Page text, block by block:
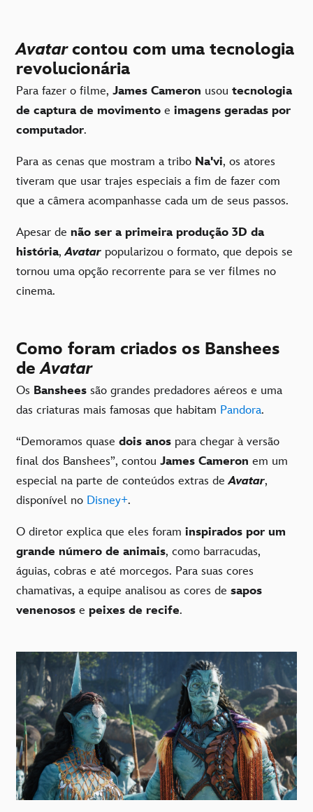
Avatarcontou com uma tecnologia
revolucionária
Para fazer o filme, James Cameron usou tecnologia
de captura de movimento e imagens geradas por
computador.
Para as cenas que mostram a tribo Na'vi, os atores
tiveram que usar trajes especiais a fim de fazer com
que a câmera acompanhasse cada um de seus passos.
Apesar de não ser a primeira produção 3D da
história,Avatar popularizou o formato, que depois se
tornou uma opção recorrente para se ver filmes no
cinema.
Como foram criados os Banshees
deAvatar
Os Banshees são grandes predadores aéreos e uma
das criaturas mais famosas que habitam Pandora.
“Demoramos quase dois anos para chegar à versão
final dos Banshees”, contou James Cameron em um
especial na parte de conteúdos extras deAvatar,
disponível no Disney+.
O diretor explica que eles foram inspirados por um
grande número de animais, como barracudas,
águias, cobras e até morcegos. Para suas cores
chamativas, a equipe analisou as cores de sapos
venenosos e peixes de recife.